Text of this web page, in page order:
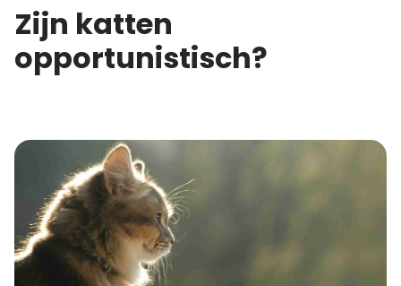
Zijn katten
opportunistisch?